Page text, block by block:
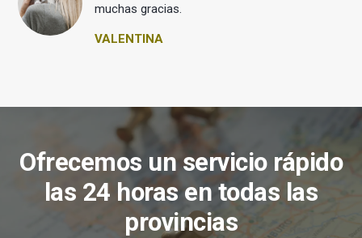
muchas gracias.
VALENTINA
Ofrecemos un servicio rápido
las 24 horas en todas las
provincias